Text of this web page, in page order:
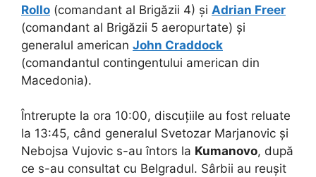
Rollo (comandant al Brigăzii 4) și Adrian Freer
(comandant al Brigăzii 5 aeropurtate) și
generalul american John Craddock
(comandantul contingentului american din
Macedonia).
Întrerupte la ora 10:00, discuțiile au fost reluate
la 13:45, când generalul Svetozar Marjanovic și
Nebojsa Vujovic s-au întors la Kumanovo, după
ce s-au consultat cu Belgradul. Sârbii au reușit